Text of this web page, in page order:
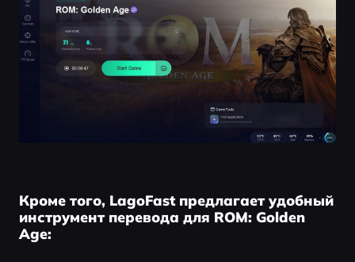
Кроме того, LagoFast предлагает удобный
инструмент перевода для ROM: Golden
Age: